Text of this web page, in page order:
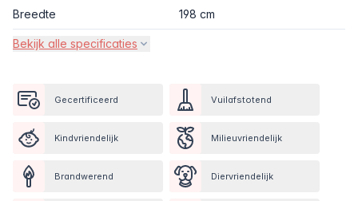
Breedte 198 cm
Bekijk alle specificaties
Gecertificeerd Vuilafstotend
Kindvriendelijk Milieuvriendelijk
Brandwerend Diervriendelijk